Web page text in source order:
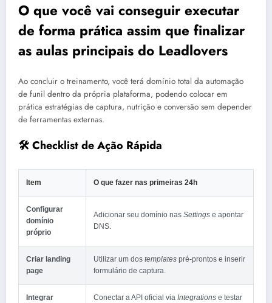
O que você vai conseguir executar
de forma prática assim que finalizar
as aulas principais do Leadlovers
Ao concluir o treinamento, você terá domínio total da automação
de funil dentro da própria plataforma, podendo colocar em
prática estratégias de captura, nutrição e conversão sem depender
de ferramentas externas.
🛠️ Checklist de Ação Rápida
Item O que fazer nas primeiras 24h
Configurar
domínio
próprio
Adicionar seu domínio nas Settings e apontar
DNS.
Criar landing
page
Utilizar um dos templates pré‑prontos e inserir
formulário de captura.
Integrar
Conectar a API oficial via Integrations e testar